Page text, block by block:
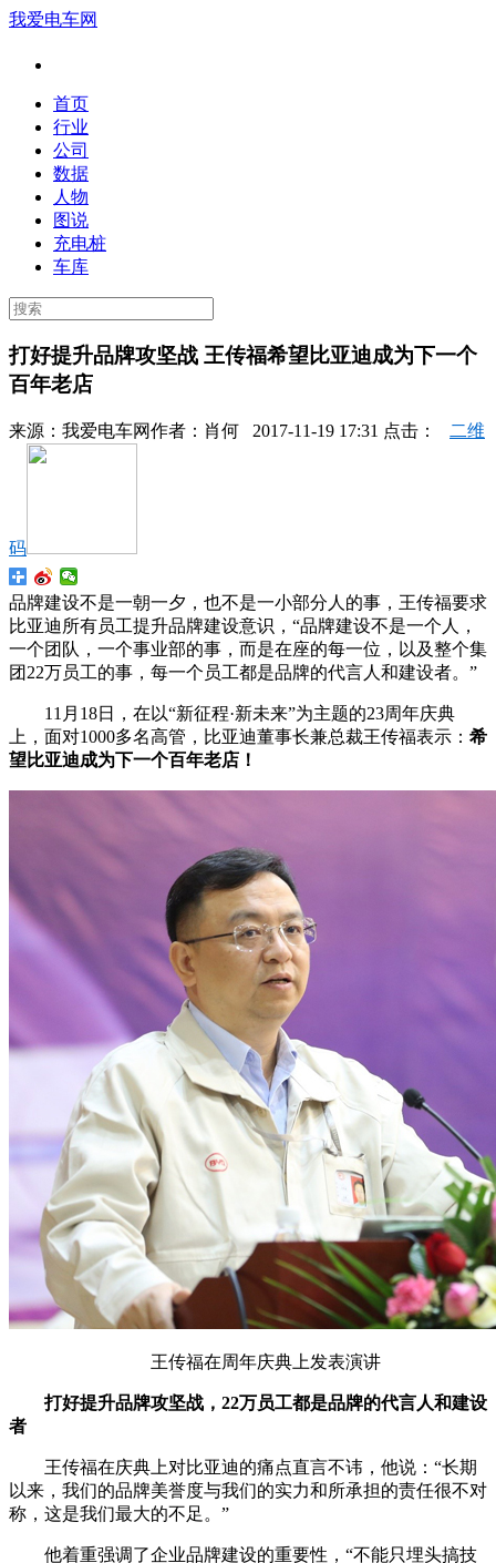
我爱电车网
首页
行业
公司
数据
人物
图说
充电桩
车库
打好提升品牌攻坚战 王传福希望比亚迪成为下一个
百年老店
来源： 我爱电车网作者： 肖何 2017-11-19 17:31 点击： 二维
码
品牌建设不是一朝一夕，也不是一小部分人的事，王传福要求
比亚迪所有员工提升品牌建设意识，“品牌建设不是一个人，
一个团队，一个事业部的事，而是在座的每一位，以及整个集
团22万员工的事，每一个员工都是品牌的代言人和建设者。”
11月18日，在以“新征程·新未来”为主题的23周年庆典
上，面对1000多名高管，比亚迪董事长兼总裁王传福表示： 希
望比亚迪成为下一个百年老店！
王传福在周年庆典上发表演讲
打好提升品牌攻坚战，22万员工都是品牌的代言人和建设
者
王传福在庆典上对比亚迪的痛点直言不讳，他说：“长期
以来，我们的品牌美誉度与我们的实力和所承担的责任很不对
称，这是我们最大的不足。”
他着重强调了企业品牌建设的重要性，“不能只埋头搞技